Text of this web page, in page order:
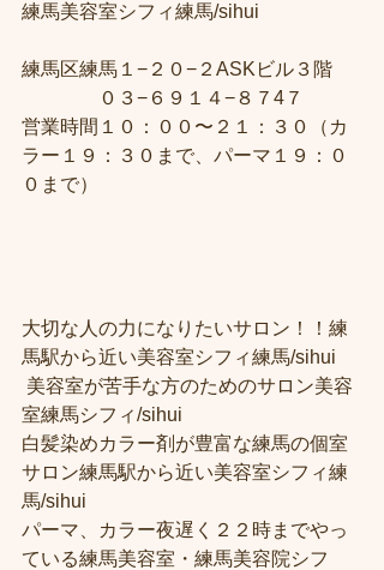
練馬美容室シフィ練馬/sihui
練馬区練馬１−２０−２ASKビル３階
０３−６９１４−８７4７
営業時間１０：００〜２１：３０（カ
ラー１９：３０まで、パーマ１９：０
０まで）
大切な人の力になりたいサロン！！練
馬駅から近い美容室シフィ練馬/sihui
室練馬シフィ/sihui
白髪染めカラー剤が豊富な練馬の個室
サロン練馬駅から近い美容室シフィ練
馬/sihui
パーマ、カラー夜遅く２２時までやっ
ている練馬美容室・練馬美容院シフ